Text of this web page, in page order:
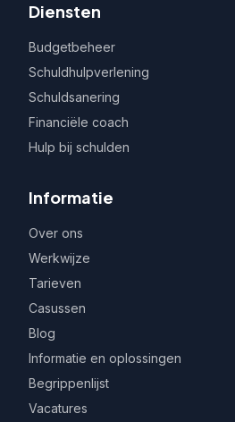
Diensten
Budgetbeheer
Schuldhulpverlening
Schuldsanering
Financiële coach
Hulp bij schulden
Informatie
Over ons
Werkwijze
Tarieven
Casussen
Blog
Informatie en oplossingen
Begrippenlijst
Vacatures